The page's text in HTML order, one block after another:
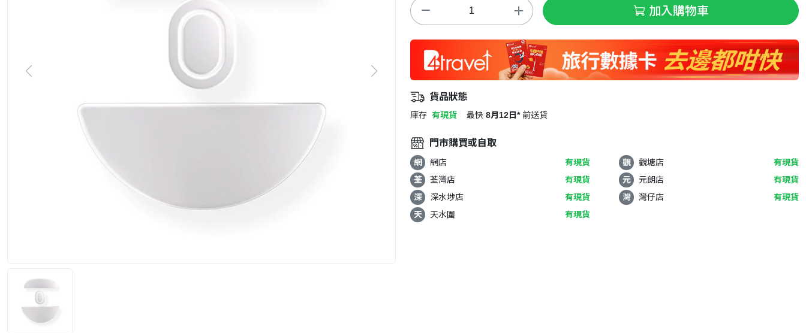
加入購物車
貨品狀態
庫存 有現貨 最快 8月12日* 前送貨
門市購買或自取
網 網店 有現貨 觀 觀塘店
有現貨
荃
荃灣店 有現貨 元 元朗店
有現貨
深
深水埗店 有現貨 灣 灣仔店
有現貨
天
天水圍 有現貨